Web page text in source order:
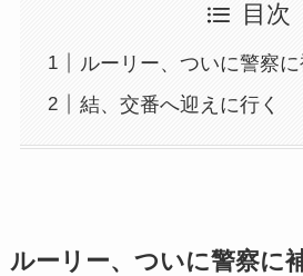
目次
ルーリー、ついに警察
結、交番へ迎えに行く
ルーリー、ついに警察に